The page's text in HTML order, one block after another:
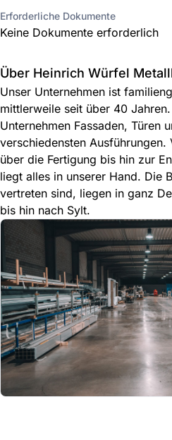
Erforderliche Dokumente
Keine Dokumente erforderlich
Über Heinrich Würfel
Unser Unternehmen ist
mittlerweile seit über 40
Unternehmen Fassaden, Türen
verschiedensten Ausführungen.
über die Fertigung bis hin zur
liegt alles in unserer Hand. Die
vertreten sind, liegen in ganz
bis hin nach Sylt.